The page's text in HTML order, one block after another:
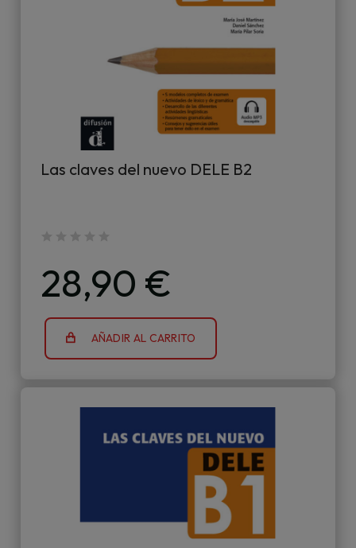
Las claves del nuevo DELE B2
28,90 €
AÑADIR AL CARRITO